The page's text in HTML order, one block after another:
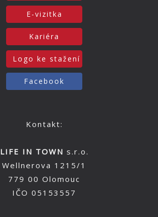
E-vizitka
Kariéra
Logo ke stažení
Facebook
Kontakt:
LIFE IN TOWN s.r.o.
Wellnerova 1215/1
779 00 Olomouc
IČO 05153557